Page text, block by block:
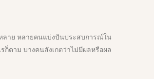
ลาย หลายคนแบ่งปันประสบการณ์ใน
ก็ตาม บางคนสังเกตว่าไม่มีผลหรือผล